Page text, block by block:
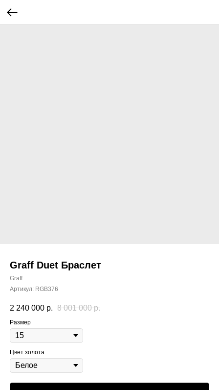
Graff Duet Браслет
Graff
Артикул: RGB376
2 240 000 р. 8 001 000 р.
Размер
Цвет золота